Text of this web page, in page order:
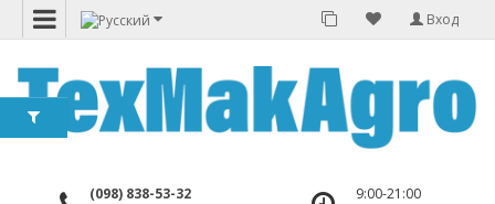
Вход
(098) 838-53-32
9:00-21:00